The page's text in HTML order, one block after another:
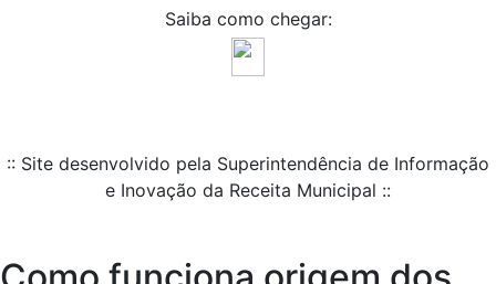
Saiba como chegar:
:: Site desenvolvido pela Superintendência de Informação
e Inovação da Receita Municipal ::